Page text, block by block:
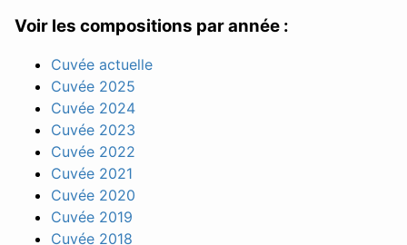
Voir les compositions par année :
Cuvée actuelle
Cuvée 2025
Cuvée 2024
Cuvée 2023
Cuvée 2022
Cuvée 2021
Cuvée 2020
Cuvée 2019
Cuvée 2018